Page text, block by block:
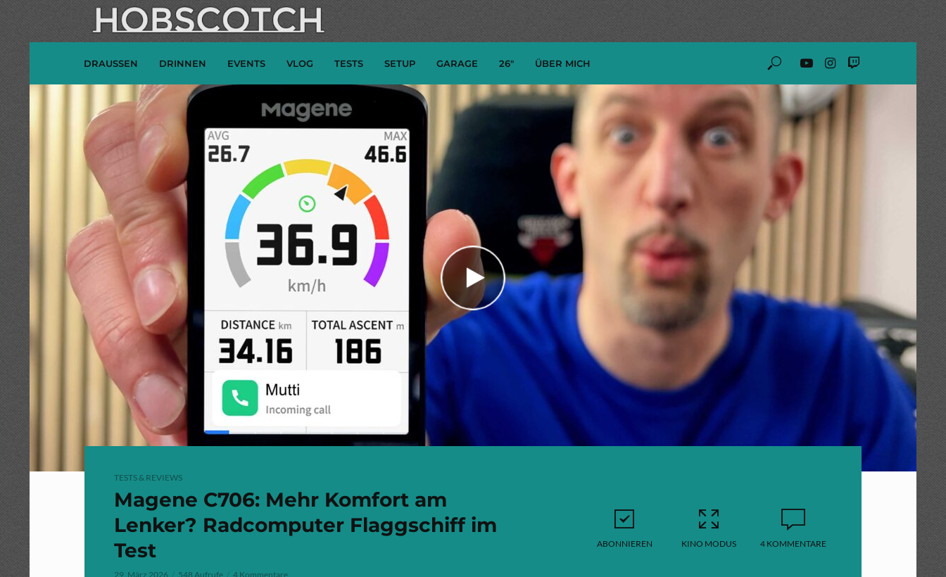
DRAUSSEN DRINNEN EVENTS VLOG TESTS SETUP GARAGE 26″ ÜBER MICH
TESTS & REVIEWS
Magene C706: Mehr Komfort am
Lenker? Radcomputer Flaggschiff im
Test
29. März 2026 548 Aufrufe 4 Kommentare
ABONNIEREN KINO MODUS 4 KOMMENTARE